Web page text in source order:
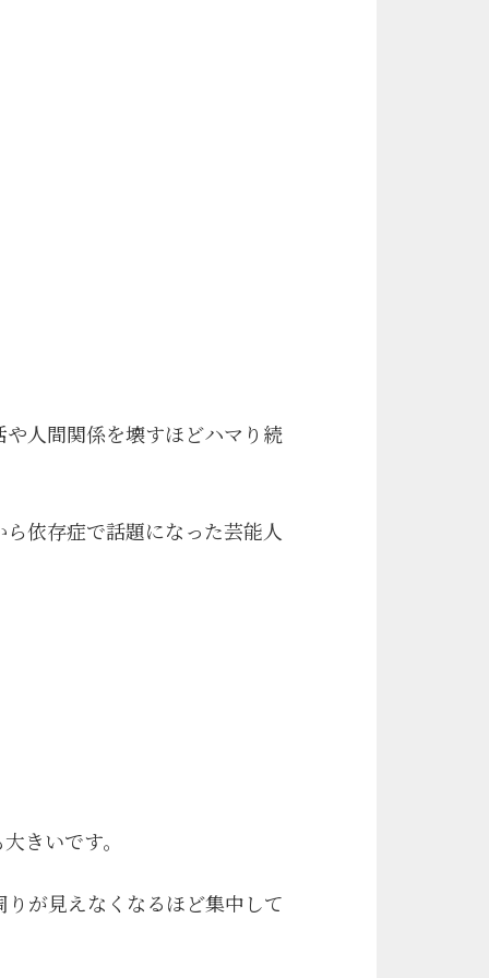
人間関係を壊すほどハマり続
依存症で話題になった芸能人
きいです。
が見えなくなるほど集中して